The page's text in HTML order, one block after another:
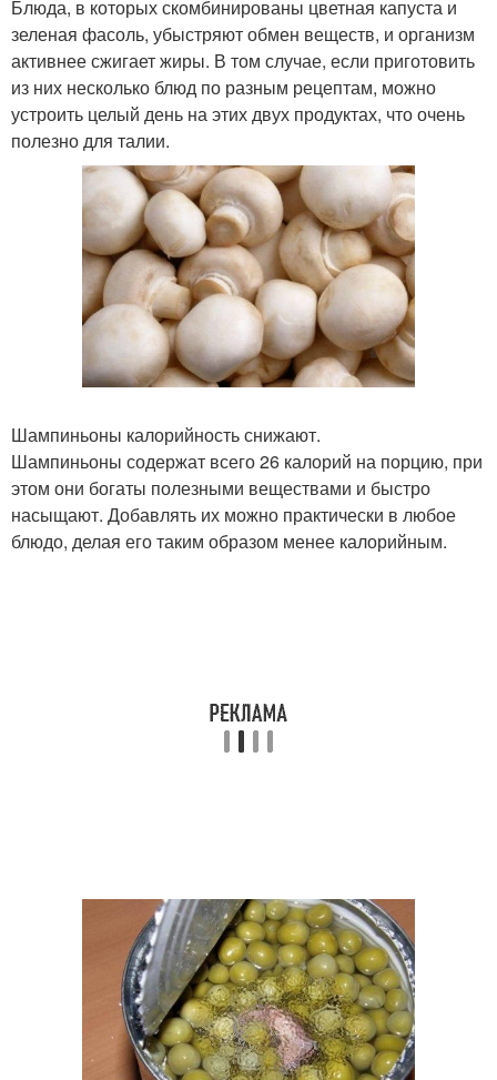
Блюда, в которых скомбинированы цветная капуста и
зеленая фасоль, убыстряют обмен веществ, и организм
активнее сжигает жиры. В том случае, если приготовить
из них несколько блюд по разным рецептам, можно
устроить целый день на этих двух продуктах, что очень
полезно для талии.
Шампиньоны калорийность снижают.
Шампиньоны содержат всего 26 калорий на порцию, при
этом они богаты полезными веществами и быстро
насыщают. Добавлять их можно практически в любое
блюдо, делая его таким образом менее калорийным.